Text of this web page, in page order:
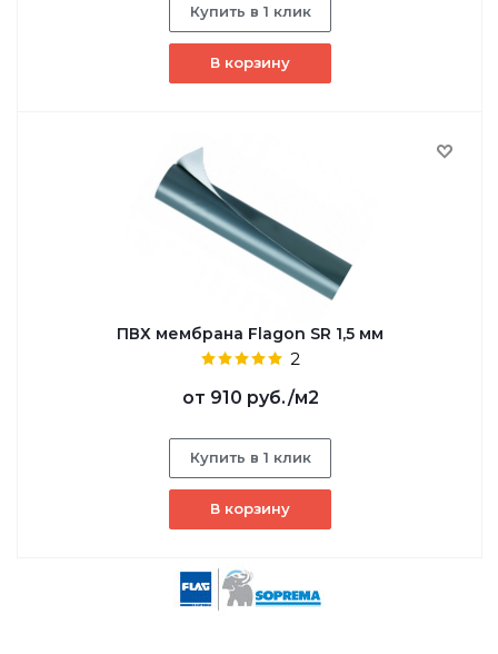
Купить в 1 клик
В корзину
ПВХ мембрана Flagon SR 1,5 мм
2
от 910 руб./м2
Купить в 1 клик
В корзину